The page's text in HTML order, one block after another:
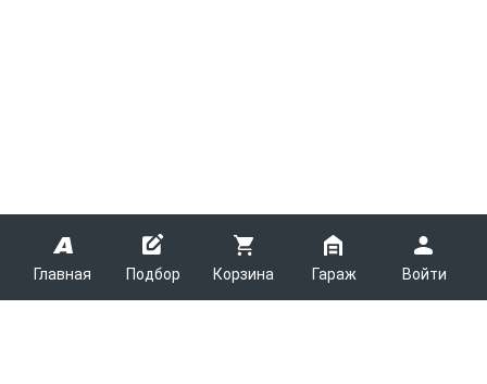
Главная Подбор Корзина Гараж Войти